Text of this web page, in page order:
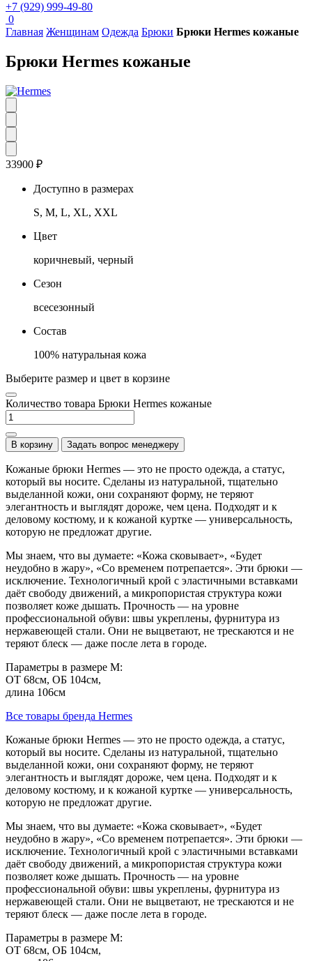
+7 (929) 999-49-80
0
Главная Женщинам Одежда Брюки Брюки Hermes кожаные
Брюки Hermes кожаные
33900 ₽
Доступно в размерах
S, M, L, XL, XXL
Цвет
коричневый, черный
Сезон
всесезонный
Состав
100% натуральная кожа
Выберите размер и цвет в корзине
Количество товара Брюки Hermes кожаные
В корзину Задать вопрос менеджеру
Кожаные брюки Hermes — это не просто одежда, а статус,
который вы носите. Сделаны из натуральной, тщательно
выделанной кожи, они сохраняют форму, не теряют
элегантность и выглядят дороже, чем цена. Подходят и к
деловому костюму, и к кожаной куртке — универсальность,
которую не предложат другие.
Мы знаем, что вы думаете: «Кожа сковывает», «Будет
неудобно в жару», «Со временем потрепается». Эти брюки —
исключение. Технологичный крой с эластичными вставками
даёт свободу движений, а микропористая структура кожи
позволяет коже дышать. Прочность — на уровне
профессиональной обуви: швы укреплены, фурнитура из
нержавеющей стали. Они не выцветают, не трескаются и не
теряют блеск — даже после лета в городе.
Параметры в размере M:
ОТ 68см, ОБ 104см,
длина 106см
Все товары бренда Hermes
Кожаные брюки Hermes — это не просто одежда, а статус,
который вы носите. Сделаны из натуральной, тщательно
выделанной кожи, они сохраняют форму, не теряют
элегантность и выглядят дороже, чем цена. Подходят и к
деловому костюму, и к кожаной куртке — универсальность,
которую не предложат другие.
Мы знаем, что вы думаете: «Кожа сковывает», «Будет
неудобно в жару», «Со временем потрепается». Эти брюки —
исключение. Технологичный крой с эластичными вставками
даёт свободу движений, а микропористая структура кожи
позволяет коже дышать. Прочность — на уровне
профессиональной обуви: швы укреплены, фурнитура из
нержавеющей стали. Они не выцветают, не трескаются и не
теряют блеск — даже после лета в городе.
Параметры в размере M:
ОТ 68см, ОБ 104см,